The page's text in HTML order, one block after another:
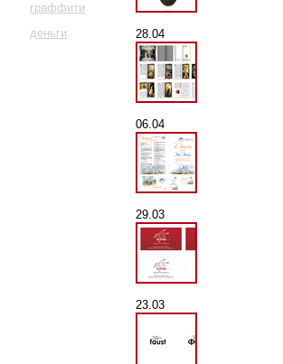
граффити
деньги
28.04
06.04
29.03
23.03